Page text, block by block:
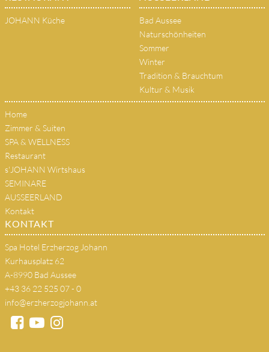
JOHANN Küche
Bad Aussee
Naturschönheiten
Sommer
Winter
Tradition & Brauchtum
Kultur & Musik
Home
Zimmer & Suiten
SPA & WELLNESS
Restaurant
s'JOHANN Wirtshaus
SEMINARE
AUSSEERLAND
Kontakt
KONTAKT
Spa Hotel Erzherzog Johann
Kurhausplatz 62
A-8990 Bad Aussee
+43 36 22 525 07 - 0
info@erzherzogjohann.at